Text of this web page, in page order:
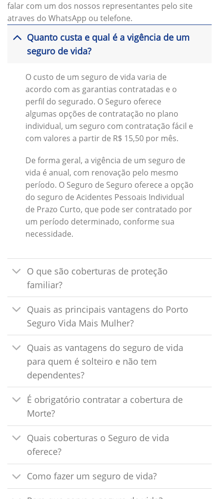
falar com um dos nossos representantes pelo site
atraves do WhatsApp ou telefone.
Quanto custa e qual é a vigência de um
seguro de vida?
O custo de um seguro de vida varia de
acordo com as garantias contratadas e o
perfil do segurado. O Seguro oferece
algumas opções de contratação no plano
individual, um seguro com contratação fácil e
com valores a partir de R$ 15,50 por mês.
De forma geral, a vigência de um seguro de
vida é anual, com renovação pelo mesmo
período. O Seguro de Seguro oferece a opção
do seguro de Acidentes Pessoais Individual
de Prazo Curto, que pode ser contratado por
um período determinado, conforme sua
necessidade.
O que são coberturas de proteção
familiar?
Quais as principais vantagens do Porto
Seguro Vida Mais Mulher?
Quais as vantagens do seguro de vida
para quem é solteiro e não tem
dependentes?
É obrigatório contratar a cobertura de
Morte?
Quais coberturas o Seguro de vida
oferece?
Como fazer um seguro de vida?